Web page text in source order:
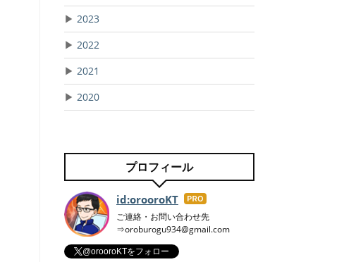
▶ 2023
▶ 2022
▶ 2021
▶ 2020
プロフィール
id:orooroKT はて
なブ
ログ
ご連絡・お問い合わせ先
⇒oroburogu934@gmail.com
@orooroKTをフォロー